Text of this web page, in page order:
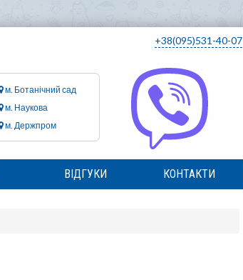
+38(095)531-40-07
м. Ботанічний сад
м. Наукова
м. Держпром
ВІДГУКИ КОНТАКТИ